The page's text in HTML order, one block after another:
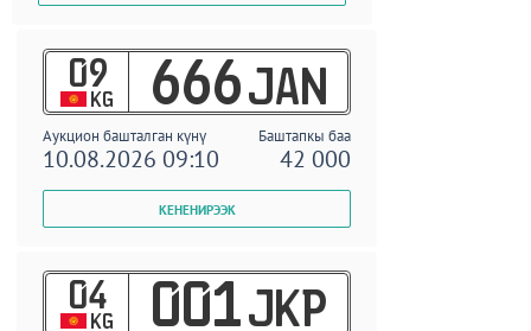
09
KG 666 JAN
Аукцион башталган күнү Баштапкы баа
10.08.2026 09:10 42 000
04
KG 001 JKP